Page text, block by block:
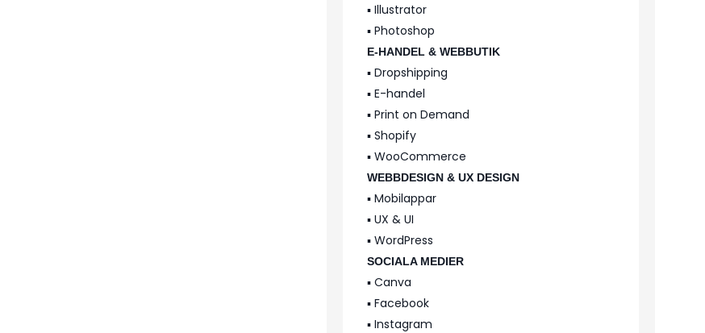
▪️ Illustrator
▪️ Photoshop
E-HANDEL & WEBBUTIK
▪️ Dropshipping
▪️ E-handel
▪️ Print on Demand
▪️ Shopify
▪️ WooCommerce
WEBBDESIGN & UX DESIGN
▪️ Mobilappar
▪️ UX & UI
▪️ WordPress
SOCIALA MEDIER
▪️ Canva
▪️ Facebook
▪️ Instagram